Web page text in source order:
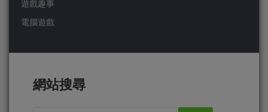
遊戲趣事
電腦遊戲
網站搜尋